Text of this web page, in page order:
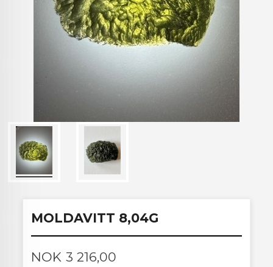
MOLDAVITT 8,04G
Pris
NOK 3 216,00